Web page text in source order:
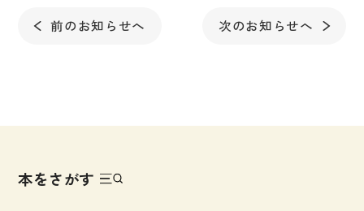
辞典
前のお知らせへ 次のお知らせへ
本をさがす